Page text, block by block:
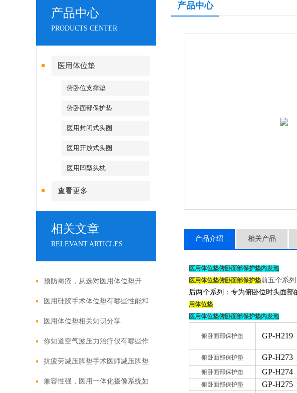
产品中心
PRODUCTS CENTER
医用体位垫
俯卧位支撑垫
俯卧面部保护垫
医用封闭式头圈
医用开放式头圈
医用凹型头枕
查看更多
相关文章
RELEVANT ARTICLES
预防褥疮，从选对医用体位垫开
始！
医用硅胶手术体位垫有哪些性能和
特点
医用体位垫相关知识分享
你知道空气波压力治疗仪有哪些作
用吗？
抗疲劳减压脚垫手术医师减压脚垫
的特点
兼容性强，医用一体化摄像系统如
产品中心
产品介绍 相关产品
医用体位垫俯卧面部保护垫内发泡
医用体位垫俯卧面部保护垫前五个系
后两个系列：专为俯卧位时头面
用体位垫
医用体位垫俯卧面部保护垫内发泡
俯卧面部保护垫 GP-H219
俯卧面部保护垫 GP-H273
俯卧面部保护垫 GP-H274
俯卧面部保护垫 GP-H275